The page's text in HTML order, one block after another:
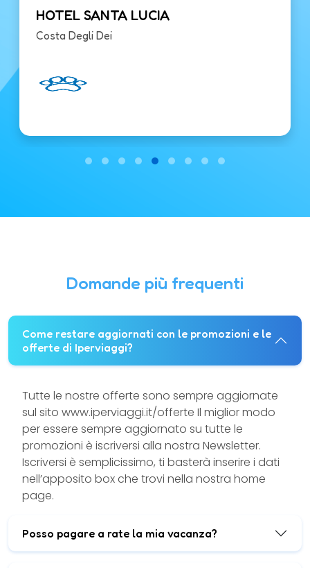
HOTEL SANTA LUCIA
Costa Degli Dei
Domande più frequenti
Come restare aggiornati con le promozioni e le
offerte di Iperviaggi?
Tutte le nostre offerte sono sempre aggiornate
sul sito www.iperviaggi.it/offerte Il miglior modo
per essere sempre aggiornato su tutte le
promozioni è iscriversi alla nostra Newsletter.
Iscriversi è semplicissimo, ti basterà inserire i dati
nell’apposito box che trovi nella nostra home
page.
Posso pagare a rate la mia vacanza?